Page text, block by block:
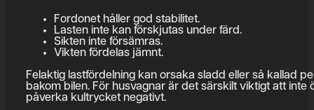
Fordonet håller god stabilitet.
Lasten inte kan förskjutas under färd.
Sikten inte försämras.
Vikten fördelas jämnt.
Felaktig lastfördelning kan orsaka sladd eller så kallad
bakom bilen. För husvagnar är det särskilt viktigt att
påverka kultrycket negativt.